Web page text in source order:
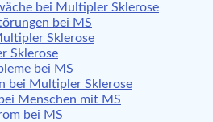
bei Multipler Sklerose
bei MS
Sklerose
Sklerose
bei MS
bei Multipler Sklerose
Menschen mit MS
bei MS